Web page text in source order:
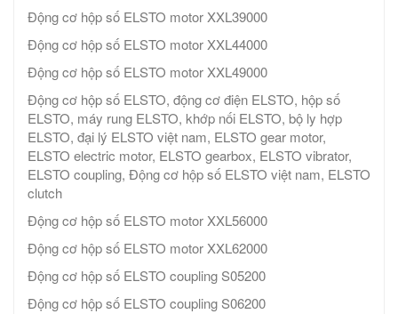
Động cơ hộp số ELSTO motor XXL39000
Động cơ hộp số ELSTO motor XXL44000
Động cơ hộp số ELSTO motor XXL49000
Động cơ hộp số ELSTO, động cơ điện ELSTO, hộp số
ELSTO, máy rung ELSTO, khớp nối ELSTO, bộ ly hợp
ELSTO, đại lý ELSTO việt nam, ELSTO gear motor,
ELSTO electric motor, ELSTO gearbox, ELSTO vibrator,
ELSTO coupling, Động cơ hộp số ELSTO việt nam, ELSTO
clutch
Động cơ hộp số ELSTO motor XXL56000
Động cơ hộp số ELSTO motor XXL62000
Động cơ hộp số ELSTO coupling S05200
Động cơ hộp số ELSTO coupling S06200